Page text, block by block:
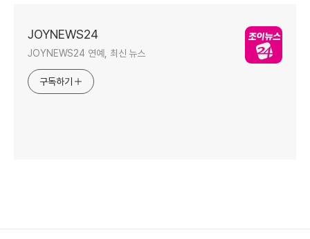
JOYNEWS24
JOYNEWS24 연예, 최신 뉴스
구독하기